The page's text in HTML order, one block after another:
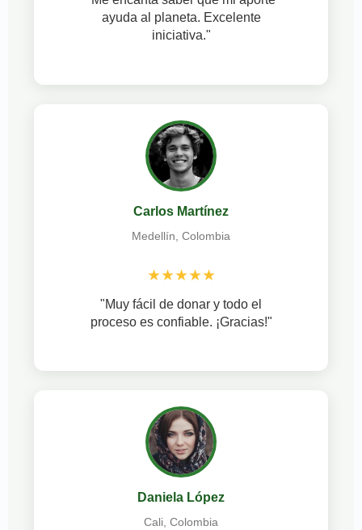
ayuda al planeta. Excelente
iniciativa."
Carlos Martínez
Medellín, Colombia
★★★★★
"Muy fácil de donar y todo el
proceso es confiable. ¡Gracias!"
Daniela López
Cali, Colombia